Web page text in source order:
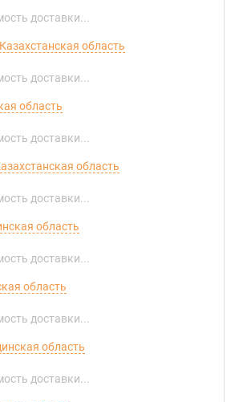
доставки...
область
доставки...
область
доставки...
область
доставки...
область
доставки...
область
доставки...
область
доставки...